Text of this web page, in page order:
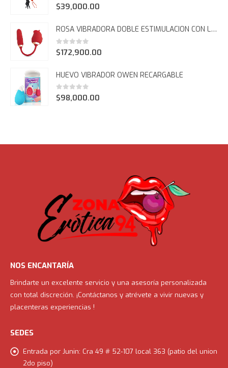
0out of 5
$39,000.00
ROSA VIBRADORA DOBLE ESTIMULACION CON LENGUA FCT 964
0out of 5
$172,900.00
HUEVO VIBRADOR OWEN RECARGABLE
0out of 5
$98,000.00
NOS ENCANTARÍA
Brindarte un excelente servicio y una asesoría personalizada
con total discreción. ¡Contáctanos y atrévete a vivir nuevas y
placenteras experiencias !
SEDES
Entrada por Junin: Cra 49 # 52-107 local 363 (patio del union
2do piso)